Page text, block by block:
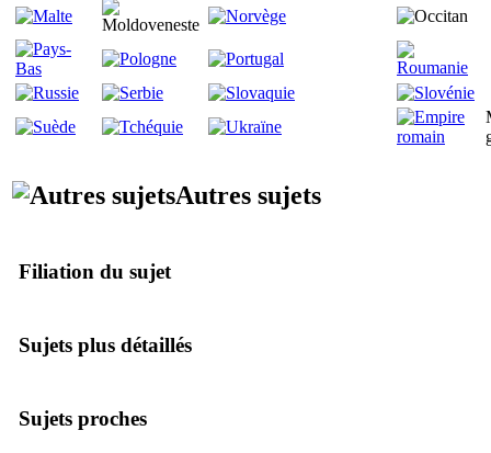
Autres sujets
Filiation du sujet
Sujets plus détaillés
Sujets proches